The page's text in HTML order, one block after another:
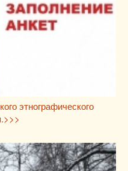
этнографического